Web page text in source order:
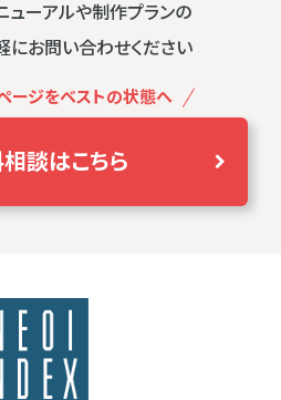
ューアルや制作プランの
にお問い合わせください
ージをベストの状態へ
談はこちら